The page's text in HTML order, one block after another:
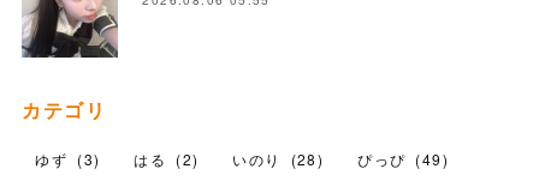
カテゴリ
ゆず (3) はる (2) いのり (28) ぴっぴ (49)